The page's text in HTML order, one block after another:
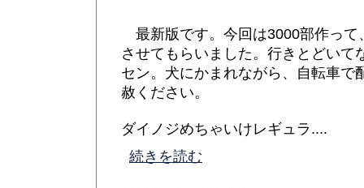
最新版です。今回は3000部作って
させてもらいました。行きとどいて
セン。犬にかまれながら、自転車で
赦ください。
ダイノジめちゃいけレギュラ....
続きを読む